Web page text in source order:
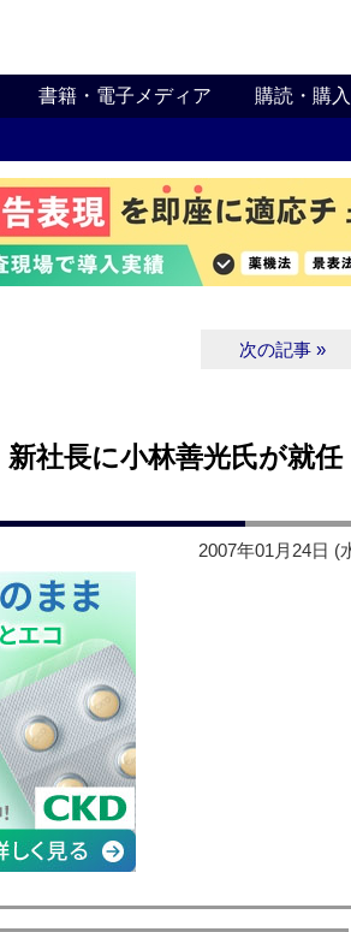
書籍・電子メディア 購読・購
次の記事 »
社長に小林善光氏が就任
2007年01月24日 (